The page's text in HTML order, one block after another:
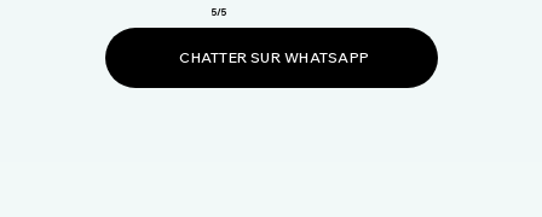
5/5
CHATTER SUR WHATSAPP